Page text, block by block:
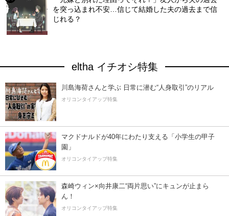
を突っ込まれ不安…信じて結婚した夫の過去まで信
じれる？
eltha イチオシ特集
川島海荷さんと学ぶ 日常に潜む“人身取引”のリアル
オリコンタイアップ特集
マクドナルドが40年にわたり支える「小学生の甲子
園」
オリコンタイアップ特集
森崎ウィン×向井康二“両片思い”にキュンが止まら
ん！
オリコンタイアップ特集